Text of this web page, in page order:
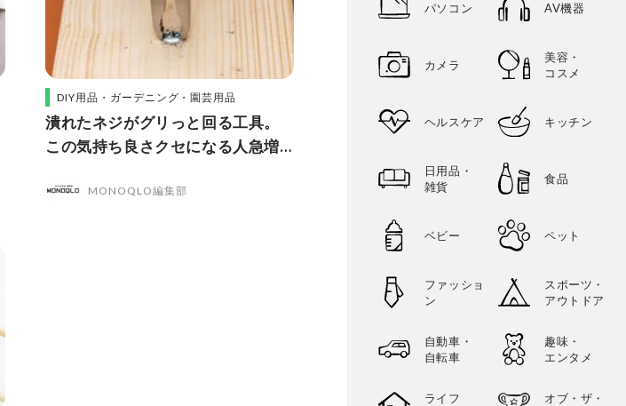
DIY用品・ガーデニング・園芸用品
潰れたネジがグリっと回る工具。
この気持ち良さクセになる人急増
MONOQLO編集部
パソコン AV機器
カメラ
美容・
コスメ
ヘルスケア キッチン
日用品・
雑貨
食品
ベビー ペット
ファッショ
ン
スポーツ・
アウトドア
自動車・
自転車
趣味・
エンタメ
ライフ
オブ・ザ・